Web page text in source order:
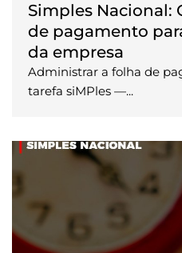
Simples Nacional:
de pagamento
da empresa
Administrar a folha de
tarefa siMPles —...